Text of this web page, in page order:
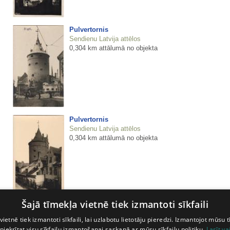
Pulvertornis
Sendienu Latvija attēlos
0,304 km attālumā no objekta
Pulvertornis
Sendienu Latvija attēlos
0,304 km attālumā no objekta
Pulvertornis
Sendienu Latvija attēlos
0,304 km attālumā no objekta
Šajā tīmekļa vietnē tiek izmantoti sīkfaili
tiek izmantoti sīkfaili, lai uzlabotu lietotāju pieredzi. Izmantojot mūsu